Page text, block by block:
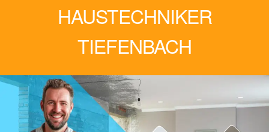
HAUSTECHNIKER
TIEFENBACH